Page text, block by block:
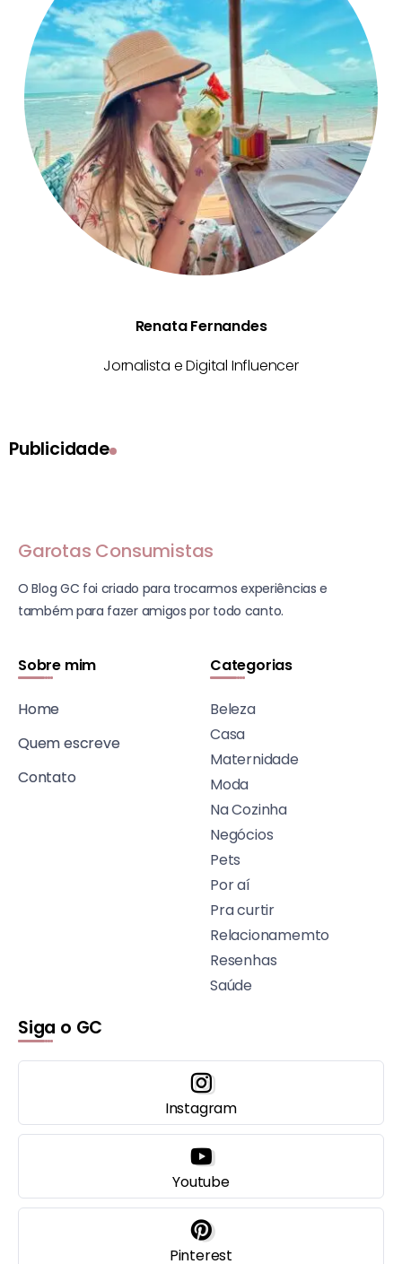
Renata Fernandes
Jornalista e Digital Influencer
Publicidade
Garotas Consumistas
O Blog GC foi criado para trocarmos experiências e
também para fazer amigos por todo canto.
Sobre mim
Home
Quem escreve
Contato
Categorias
Beleza
Casa
Maternidade
Moda
Na Cozinha
Negócios
Pets
Por aí
Pra curtir
Relacionamemto
Resenhas
Saúde
Siga o GC
Instagram
Youtube
Pinterest